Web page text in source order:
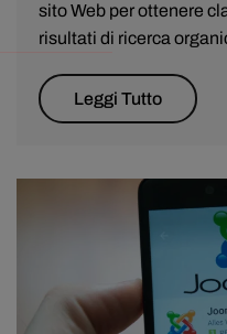
sito Web per ottenere
risultati di ricerca
Leggi Tutto